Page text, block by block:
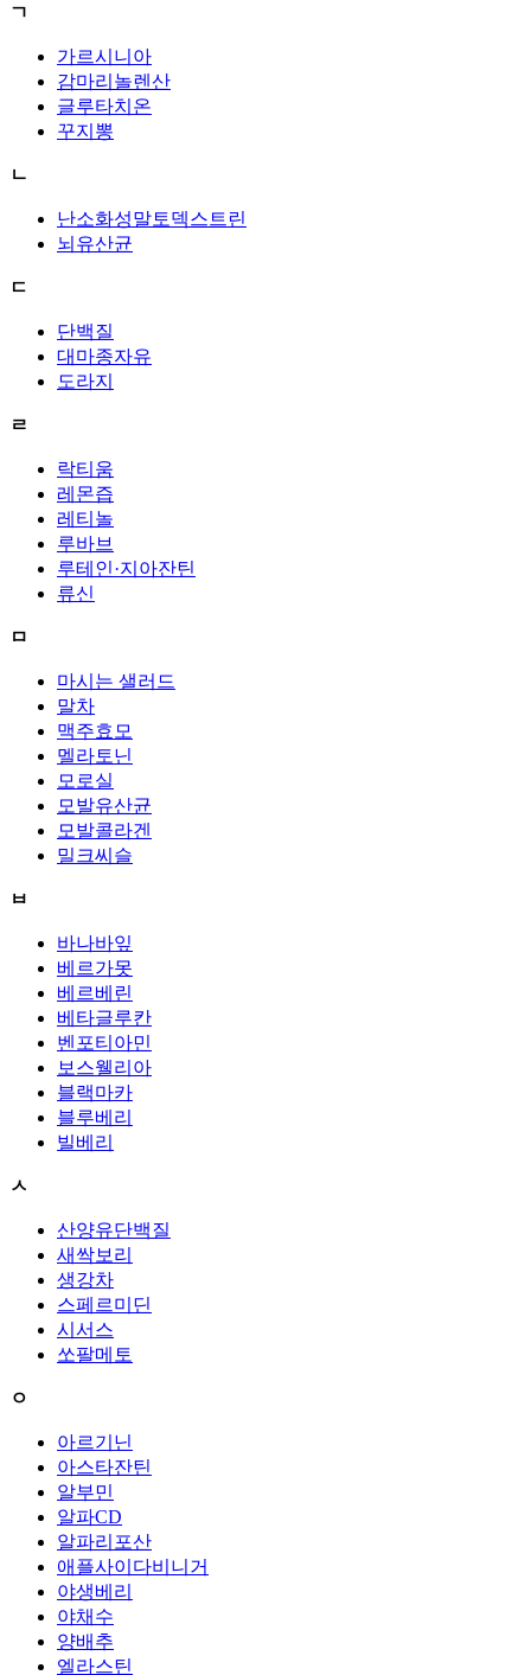
ㄱ
가르시니아
감마리놀렌산
글루타치온
꾸지뽕
ㄴ
난소화성말토덱스트린
뇌유산균
ㄷ
단백질
대마종자유
도라지
ㄹ
락티움
레몬즙
레티놀
루바브
루테인·지아잔틴
류신
ㅁ
마시는 샐러드
말차
맥주효모
멜라토닌
모로실
모발유산균
모발콜라겐
밀크씨슬
ㅂ
바나바잎
베르가못
베르베린
베타글루칸
벤포티아민
보스웰리아
블랙마카
블루베리
빌베리
ㅅ
산양유단백질
새싹보리
생강차
스페르미딘
시서스
쏘팔메토
ㅇ
아르기닌
아스타잔틴
알부민
알파CD
알파리포산
애플사이다비니거
야생베리
야채수
양배추
엘라스틴